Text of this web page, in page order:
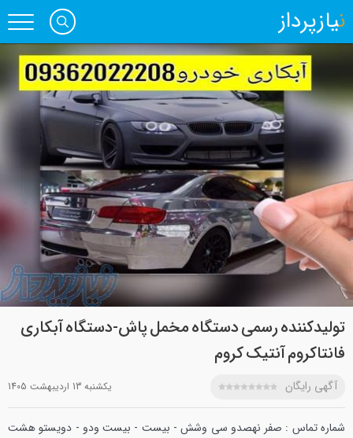
نیازپرداز
تولیدکننده رسمی دستگاه مخمل پاش-دستگاه آبکاری
فانتاکروم آنتیک کروم
آگهی رایگان يکشنبه 13 ارديبهشت 1405
شماره تماس : صفر نهصدو سی وشش - بیست - بیست ودو - دویستو هشت